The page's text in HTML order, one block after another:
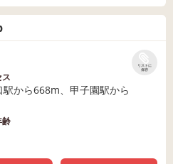
リストに
保存
駅から668m、甲子園駅から
齢